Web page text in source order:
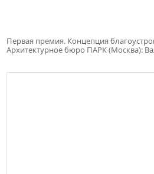
Первая премия. Концепция
Архитектурное бюро ПАРК (Москва):